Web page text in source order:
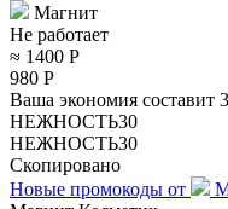
Магнит
Не работает
≈ 1400 Р
980 Р
Ваша экономия составит
НЕЖНОСТЬ30
НЕЖНОСТЬ30
Скопировано
Новые промокоды от